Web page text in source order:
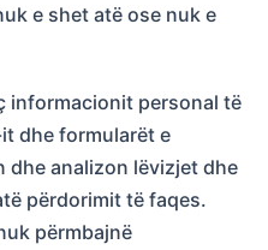
e shet atë ose nuk e
informacionit personal të
dhe formularët e
dhe analizon lëvizjet dhe
përdorimit të faqes.
përmbajnë